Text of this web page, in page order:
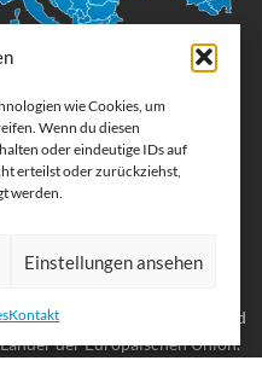
wie Cookies, um
Wenn du diesen
oder eindeutige IDs auf
erteilst oder zurückziehst,
werden.
Einstellungen ansehen
Kontakt
Fahnen, Strandfahnen, Poster,
Deutschland, Österreich und
der Europäischen Union.